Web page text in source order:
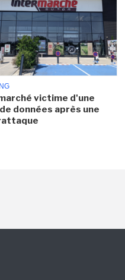
victime d'une
données après une